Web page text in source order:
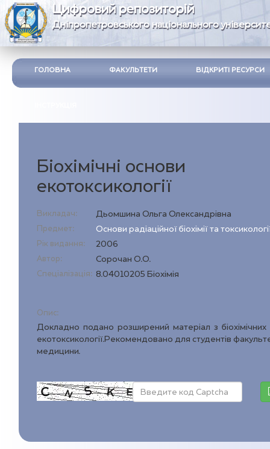
Цифровий репозиторій
Дніпропетровського національного
ГОЛОВНА ФАКУЛЬТЕТИ ВІДКРИТІ РЕСУРСИ
Біохімічні основи
екотоксикології
Викладач: Дьомшина Ольга Олександрівна
Предмет: Основи радіаційної біохімії та
Рік видання: 2006
Автор: Сорочан О.О.
Спеціалізація: 8.04010205 Біохімія
Опис:
Докладно подано розширений матеріал з біохімічних
екотоксикології.Рекомендовано для студентів
медицини.